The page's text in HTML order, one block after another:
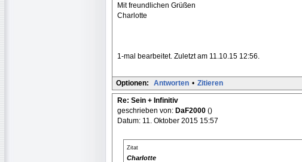
Mit freundlichen Grüßen
Charlotte
1-mal bearbeitet. Zuletzt am 11.10.15 12:56.
Optionen: Antworten • Zitieren
Re: Sein + Infinitiv
geschrieben von: DaF2000 ()
Datum: 11. Oktober 2015 15:57
Zitat
Charlotte